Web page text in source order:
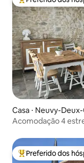
Entre os melhores
Casa ⋅ Neuvy-
Entre os melhores
Preferido dos